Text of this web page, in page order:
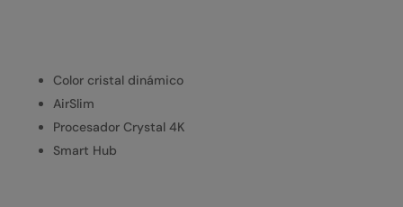
Color cristal dinámico
AirSlim
Procesador Crystal 4K
Smart Hub